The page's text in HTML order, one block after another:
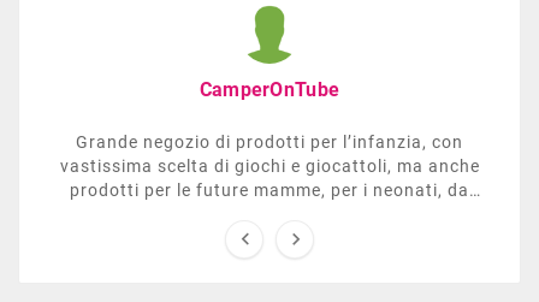
CamperOnTube
Grande negozio di prodotti per l’infanzia, con
vastissima scelta di giochi e giocattoli, ma anche
prodotti per le future mamme, per i neonati, da
sezione dedicata all’arredo giardino, giochi all’aperto,
 